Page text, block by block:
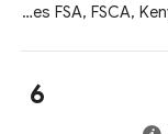
CySEC, ASIC, Seychelles FSA, FSCA, Kenya CMA
6